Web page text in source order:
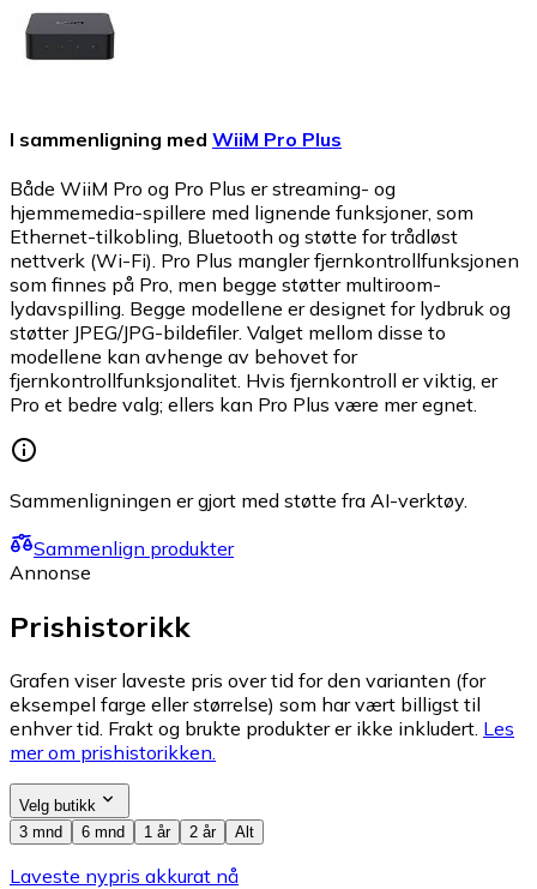
I sammenligning med WiiM Pro Plus
Både WiiM Pro og Pro Plus er streaming- og
hjemmemedia-spillere med lignende funksjoner, som
Ethernet-tilkobling, Bluetooth og støtte for trådløst
nettverk (Wi-Fi). Pro Plus mangler fjernkontrollfunksjonen
som finnes på Pro, men begge støtter multiroom-
lydavspilling. Begge modellene er designet for lydbruk og
støtter JPEG/JPG-bildefiler. Valget mellom disse to
modellene kan avhenge av behovet for
fjernkontrollfunksjonalitet. Hvis fjernkontroll er viktig, er
Pro et bedre valg; ellers kan Pro Plus være mer egnet.
Sammenligningen er gjort med støtte fra AI-verktøy.
Sammenlign produkter
Annonse
Prishistorikk
Grafen viser laveste pris over tid for den varianten (for
eksempel farge eller størrelse) som har vært billigst til
enhver tid. Frakt og brukte produkter er ikke inkludert. Les
mer om prishistorikken.
Velg butikk
3 mnd
6 mnd 1 år 2 år Alt
Laveste nypris akkurat nå